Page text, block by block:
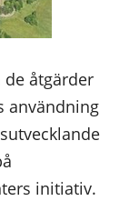
åtgärder
användning
initiativ.